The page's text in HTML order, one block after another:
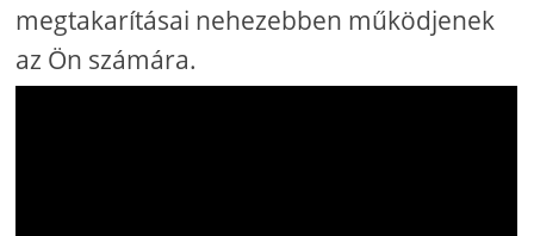
megtakarításai nehezebben működjenek
az Ön számára.